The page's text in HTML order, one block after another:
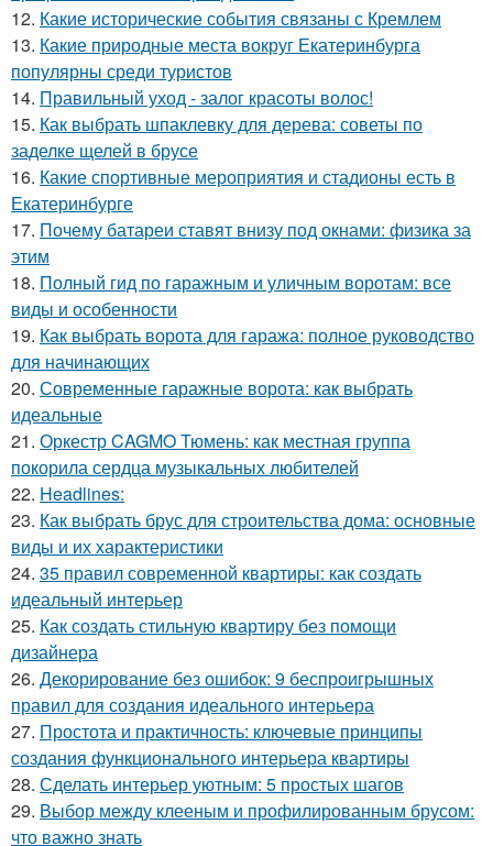
12. Какие исторические события связаны с Кремлем
13. Какие природные места вокруг Екатеринбурга
популярны среди туристов
14. Правильный уход - залог красоты волос!
15. Как выбрать шпаклевку для дерева: советы по
заделке щелей в брусе
16. Какие спортивные мероприятия и стадионы есть в
Екатеринбурге
17. Почему батареи ставят внизу под окнами: физика за
этим
18. Полный гид по гаражным и уличным воротам: все
виды и особенности
19. Как выбрать ворота для гаража: полное руководство
для начинающих
20. Современные гаражные ворота: как выбрать
идеальные
21. Оркестр CAGMO Тюмень: как местная группа
покорила сердца музыкальных любителей
22. Headlines:
23. Как выбрать брус для строительства дома: основные
виды и их характеристики
24. 35 правил современной квартиры: как создать
идеальный интерьер
25. Как создать стильную квартиру без помощи
дизайнера
26. Декорирование без ошибок: 9 беспроигрышных
правил для создания идеального интерьера
27. Простота и практичность: ключевые принципы
создания функционального интерьера квартиры
28. Сделать интерьер уютным: 5 простых шагов
29. Выбор между клееным и профилированным брусом:
что важно знать